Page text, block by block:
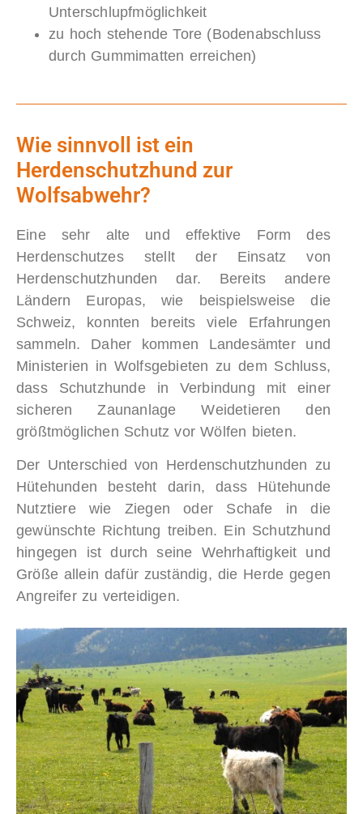
Unterschlupfmöglichkeit
zu hoch stehende Tore (Bodenabschluss
durch Gummimatten erreichen)
Wie sinnvoll ist ein
Herdenschutzhund zur
Wolfsabwehr?
Eine sehr alte und effektive Form des
Herdenschutzes stellt der Einsatz von
Herdenschutzhunden dar. Bereits andere
Ländern Europas, wie beispielsweise die
Schweiz, konnten bereits viele Erfahrungen
sammeln. Daher kommen Landesämter und
Ministerien in Wolfsgebieten zu dem Schluss,
dass Schutzhunde in Verbindung mit einer
sicheren Zaunanlage Weidetieren den
größtmöglichen Schutz vor Wölfen bieten.
Der Unterschied von Herdenschutzhunden zu
Hütehunden besteht darin, dass Hütehunde
Nutztiere wie Ziegen oder Schafe in die
gewünschte Richtung treiben. Ein Schutzhund
hingegen ist durch seine Wehrhaftigkeit und
Größe allein dafür zuständig, die Herde gegen
Angreifer zu verteidigen.